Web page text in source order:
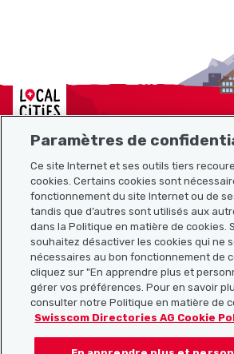
Localcities
Plan du site
Liens utiles
Télécharger l’application Localcities
Paramètres de
Ce site Internet et ses outils tiers
cookies. Certains cookies sont
fonctionnement du site Internet ou de
tandis que d’autres sont utilisés aux
dans la Politique en matière de cookies.
souhaitez désactiver les cookies qui ne
nécessaires au bon fonctionnement de
cliquez sur "En apprendre plus et
gérer vos préférences. Pour en savoir
consulter notre Politique en matière de
Swisscom Directories AG Cookie